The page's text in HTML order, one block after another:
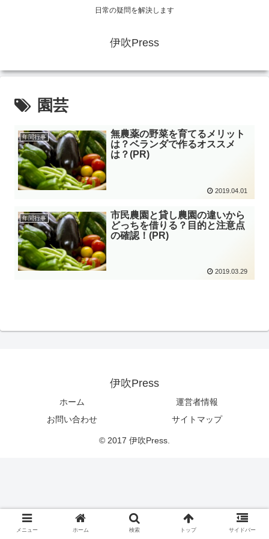
日常の疑問を解決します
伊吹Press
園芸
年間行事
無農薬の野菜を育てるメリット
は？ベランダで作るオススメ
は？(PR)
2019.04.01
年間行事
市民農園と貸し農園の違いから
どっちを借りる？目的と注意点
の確認！(PR)
2019.03.29
伊吹Press
ホーム
運営者情報
お問い合わせ
サイトマップ
© 2017 伊吹Press.
メニュー ホーム 検索 トップ サイドバー